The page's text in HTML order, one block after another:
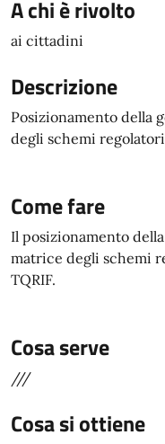
A chi è rivolto
ai cittadini
Descrizione
Posizionamento della
degli schemi regolatori
Come fare
Il posizionamento
matrice degli schemi
TQRIF.
Cosa serve
///
Cosa si ottiene